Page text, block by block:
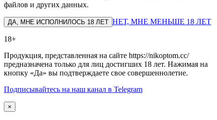
файлов и других данных.
ДА, МНЕ ИСПОЛНИЛОСЬ 18 ЛЕТ НЕТ, МНЕ МЕНЬШЕ 18 ЛЕТ
18+
Продукция, представленная на сайте https://nikoptom.cc/
предназначена только для лиц достигших 18 лет. Нажимая на
кнопку «Да» вы подтверждаете свое совершеннолетие.
Подписывайтесь на наш канал в Telegram
×